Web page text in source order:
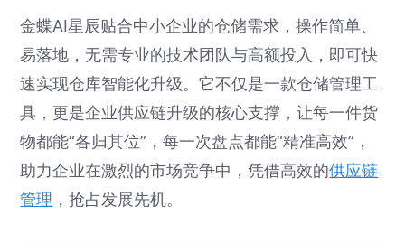
金蝶AI星辰贴合中小企业的仓储需求，操作简单、
易落地，无需专业的技术团队与高额投入，即可快
速实现仓库智能化升级。它不仅是一款仓储管理工
具，更是企业供应链升级的核心支撑，让每一件货
物都能“各归其位”，每一次盘点都能“精准高效”，
助力企业在激烈的市场竞争中，凭借高效的供应链
管理 ，抢占发展先机。